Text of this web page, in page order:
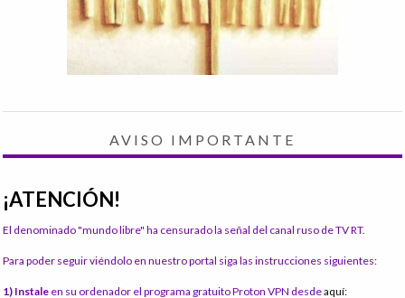
AVISO IMPORTANTE
¡ATENCIÓN!
El denominado "mundo libre" ha censurado la señal del canal ruso de TV RT.
Para poder seguir viéndolo en nuestro portal siga las instrucciones siguientes:
1) Instale en su ordenador el programa gratuito Proton VPN desdeaquí: